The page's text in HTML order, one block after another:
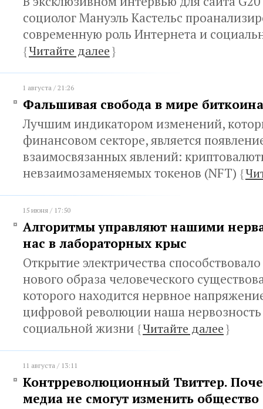
социолог Мануэль Кастельс
современную роль Интернета и
{Читайте далее}
1 августа / 21:26
Фальшивая свобода в мире биткоина
Лучшим индикатором изменений,
финансовом секторе, является
взаимосвязанных явлений:
невзаимозаменяемых токенов (NFT) {
15 июня / 17:50
Алгоритмы управляют нашими
нас в лабораторных крыс
Открытие электричества
нового образа человеческого
которого находится нервное
цифровой революции наша нервозность
социальной жизни {Читайте далее}
11 августа / 13:11
Контрреволюционный Твиттер.
медиа не смогут изменить общество